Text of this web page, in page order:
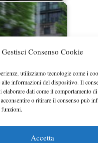
Gestisci Consenso Cookie
utilizziamo tecnologie come i
alle informazioni del dispositivo. Il
elaborare dati come il comportamento
o ritirare il consenso può
funzioni.
Accetta
prezzi da